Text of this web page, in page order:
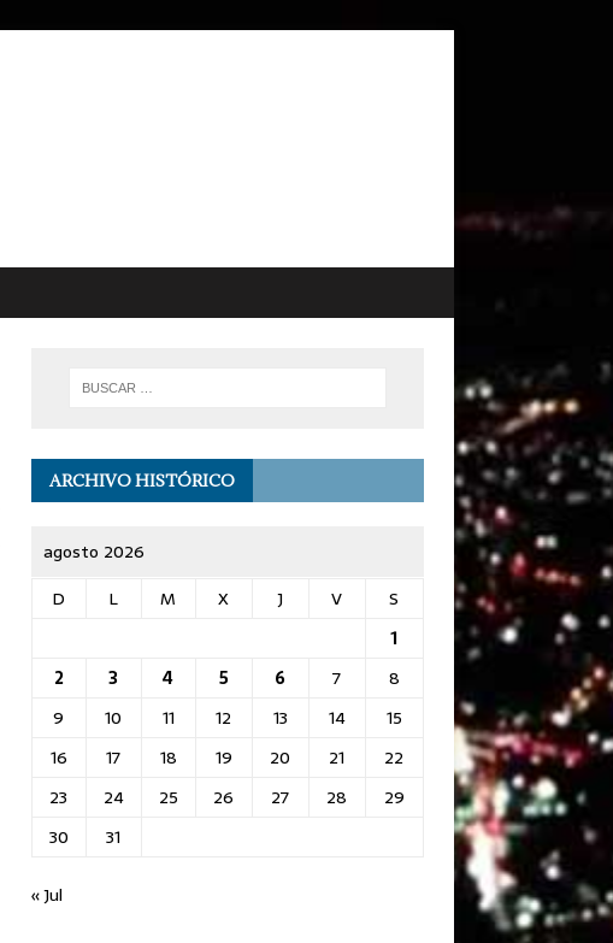
ARCHIVO HISTÓRICO
agosto 2026
D
L M X J V
S
1
2
3 4 5 6 7
8
9
10 11 12 13 14
15
16
17 18 19 20 21
22
23
24 25 26 27 28
29
30
31
« Jul